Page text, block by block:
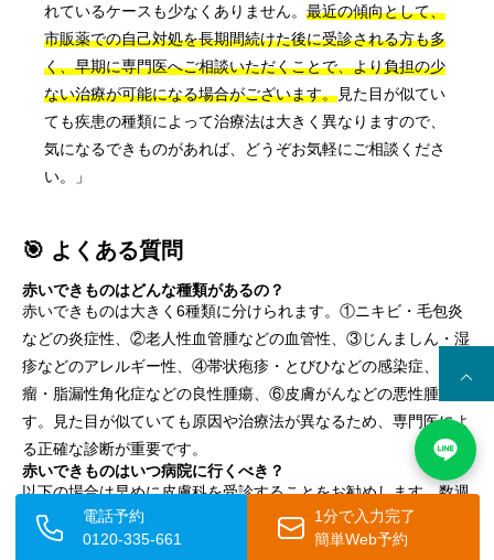
れているケースも少なくありません。 最近の傾向として、
市販薬での自己対処を長期間続けた後に受診される方も多
く、早期に専門医へご相談いただくことで、より負担の少
ない治療が可能になる場合がございます。見た目が似てい
ても疾患の種類によって治療法は大きく異なりますので、
気になるできものがあれば、どうぞお気軽にご相談くださ
い。」
🎯 よくある質問
赤いできものはどんな種類があるの？
赤いできものは大きく6種類に分けられます。①ニキビ・毛包炎
などの炎症性、②老人性血管腫などの血管性、③じんましん・湿
疹などのアレルギー性、④帯状疱疹・とびひなどの感染症、⑤粉
瘤・脂漏性角化症などの良性腫瘍、⑥皮膚がんなどの悪性腫瘍で
す。見た目が似ていても原因や治療法が異なるため、専門医によ
る正確な診断が重要です。
赤いできものはいつ病院に行くべき？
以下の場合は早めに皮膚科を受診することをお勧めします。数週
間以上変化せず続いている、急速に大きくなっている、出血や潰
瘍を伴う、強い痛みや高熱がある、体の広い範囲に広がっている
電話予約
0120-335-661
1分で入力完了
簡単Web予約